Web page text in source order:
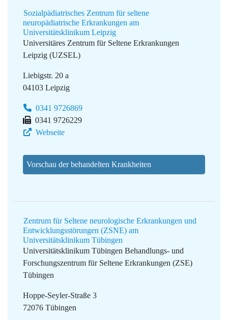
Sozialpädiatrisches Zentrum für seltene
neuropädiatrische Erkrankungen am
Universitätsklinikum Leipzig
Universitäres Zentrum für Seltene Erkrankungen
Leipzig (UZSEL)
Liebigstr. 20 a
04103 Leipzig
0341 9726869
0341 9726229
Webseite
Vorschau der behandelten Krankheiten
Zentrum für Seltene neurologische Erkrankungen und
Entwicklungsstörungen (ZSNE) am
Universitätsklinikum Tübingen
Universitätsklinikum Tübingen Behandlungs- und
Forschungszentrum für Seltene Erkrankungen (ZSE)
Tübingen
Hoppe-Seyler-Straße 3
72076 Tübingen